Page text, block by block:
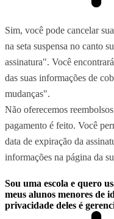
Sim, você pode cancelar
na seta suspensa no canto
assinatura". Você
das suas informações de
mudanças".
Não oferecemos
pagamento é feito. Você
data de expiração da
informações na página da
Sou uma escola e quero
meus alunos menores de
privacidade deles é